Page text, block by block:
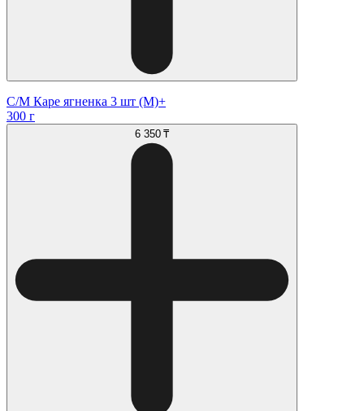
С/М Каре ягненка 3 шт (М)+
300 г
6 350 ₸